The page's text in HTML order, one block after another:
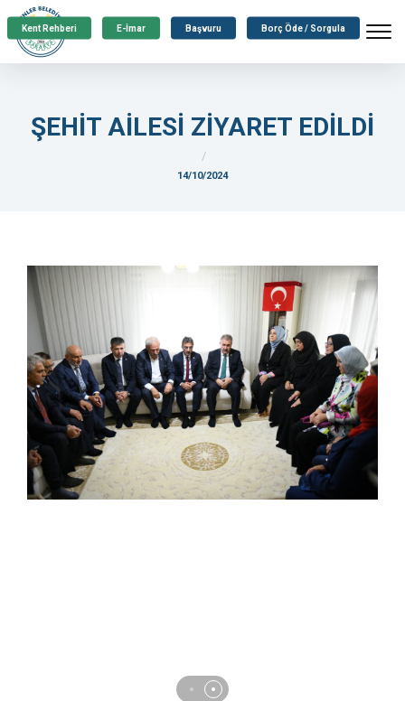
Kent Rehberi E-İmar Başvuru Borç Öde / Sorgula
ŞEHİT AİLESİ ZİYARET EDİLDİ
14/10/2024